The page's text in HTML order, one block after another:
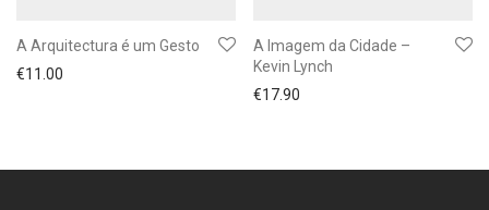
A Arquitectura é um Gesto
€11.00
A Imagem da Cidade –
Kevin Lynch
€17.90